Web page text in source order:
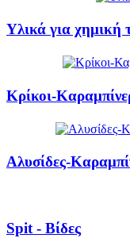
Υλικά για χημική
Κρίκοι-
Αλυσίδες-
Spit - Βίδες